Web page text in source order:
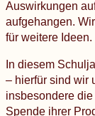
Auswirkungen
aufgehangen.
für weitere Ideen.
In diesem
– hierfür sind wir
insbesondere
Spende ihrer